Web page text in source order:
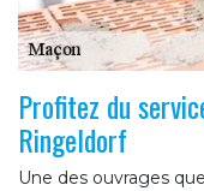
Profitez du
Ringeldorf
Une des ouvrages